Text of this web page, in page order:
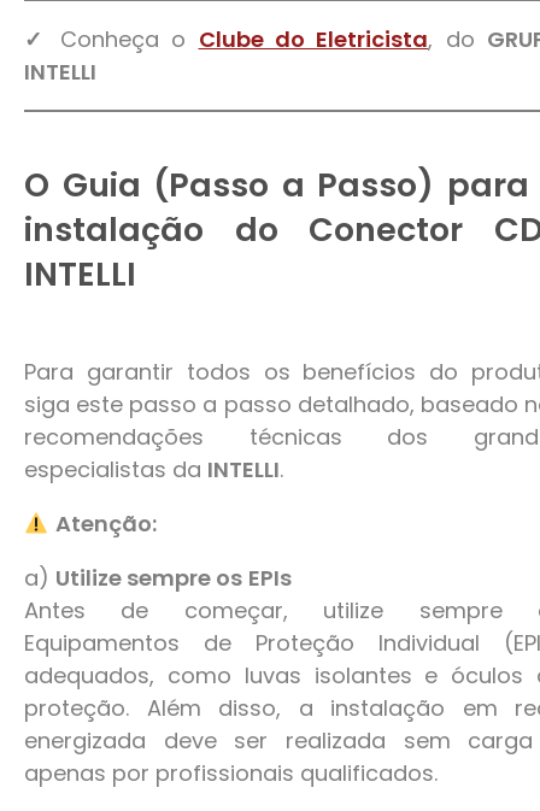
✓ Conheça o Clube do Eletricista, do
INTELLI
O Guia (Passo a Passo)
instalação do Conector
INTELLI
Para garantir todos os benefícios do
siga este passo a passo detalhado, baseado
recomendações técnicas dos
especialistas da INTELLI.
Atenção:
a) Utilize sempre os EPIs
Antes de começar, utilize sempre
Equipamentos de Proteção Individual
adequados, como luvas isolantes e óculos
proteção. Além disso, a instalação em
energizada deve ser realizada sem
apenas por profissionais qualificados.